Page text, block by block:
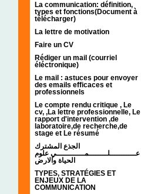
La communication: définition,
types et fonctions(Document à
télécharger)
La lettre de motivation
Faire un CV
Rédiger un mail (courriel
éléctronique)
Le mail : astuces pour envoyer
des emails efficaces et
professionnels
Le compte rendu critique , Le
cv, ,La lettre professionnelle, Le
rapport d'intervention ,de
laboratoire,de recherche,de
stage et Le résumé
الجذع المشترك
عـــــــــــلــــــــمــــــــــــي علوم
الحياة والارض
TYPES, STRATÉGIES ET
ENJEUX DE LA
COMMUNICATION